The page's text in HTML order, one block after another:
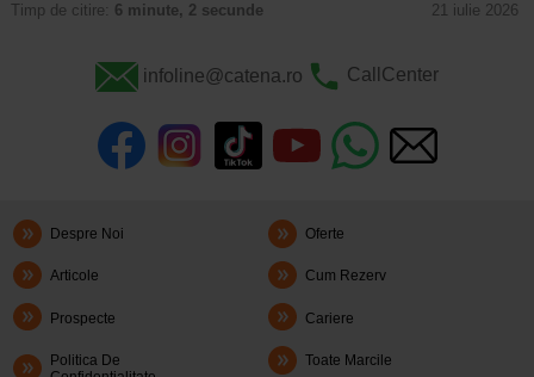
Timp de citire: 6 minute, 2 secunde 21 iulie 2026
infoline@catena.ro CallCenter
Despre Noi Oferte
Articole Cum Rezerv
Prospecte Cariere
Politica De
Toate Marcile